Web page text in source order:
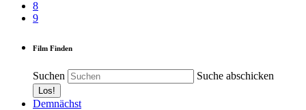
8
9
Film Finden
Suchen Suche abschicken
Demnächst